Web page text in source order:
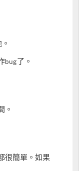
bug了。
。
很簡單。如果